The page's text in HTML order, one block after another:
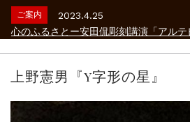
ご案内
2023.4.25
心のふるさとー安田侃彫刻講演「アルテ
ご案内
2026.2.17
上野憲男『Y字形の星』